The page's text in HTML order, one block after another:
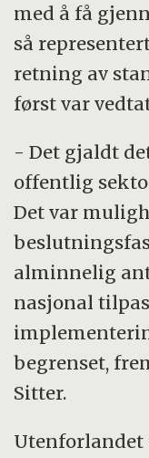
med å få
så
retning av
først var
- Det gjaldt
offentlig
Det var
alminnelig
nasjonal
begrenset,
Sitter.
Utenforlandet